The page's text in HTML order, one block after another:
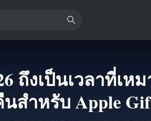
ถึงเป็นเวลาที่เห
สำหรับ Apple